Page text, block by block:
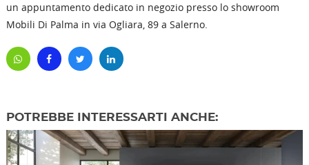
un appuntamento dedicato in negozio presso lo showroom
Mobili Di Palma in via Ogliara, 89 a Salerno.
POTREBBE INTERESSARTI ANCHE: